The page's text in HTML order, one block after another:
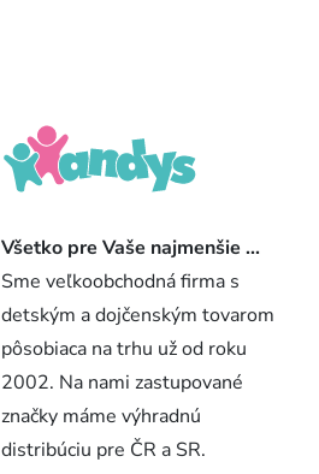
Všetko pre Vaše najmenšie ...
Sme veľkoobchodná firma s
detským a dojčenským tovarom
pôsobiaca na trhu už od roku
2002. Na nami zastupované
značky máme výhradnú
distribúciu pre ČR a SR.